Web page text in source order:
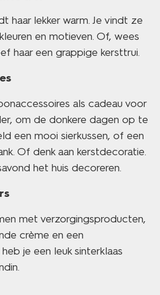
haar lekker warm. Je vindt ze
en motieven. Of, wees
haar een grappige kersttrui.
als cadeau voor
om de donkere dagen op te
een mooi sierkussen, of een
Of denk aan kerstdecoratie.
het huis decoreren.
met verzorgingsproducten,
crème en een
je een leuk sinterklaas